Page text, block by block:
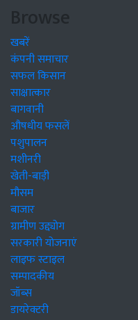
Browse
खबरें
कंपनी समाचार
सफल किसान
साक्षात्कार
बागवानी
औषधीय फसलें
पशुपालन
मशीनरी
खेती-बाड़ी
मौसम
बाजार
ग्रामीण उद्द्योग
सरकारी योजनाएं
लाइफ स्टाइल
सम्पादकीय
जॉब्स
डायरेक्टरी